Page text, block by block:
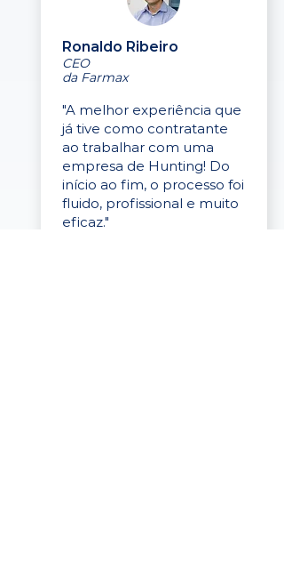
Ronaldo Ribeiro
CEO
da Farmax
"A melhor experiência que
já tive como contratante
ao trabalhar com uma
empresa de Hunting! Do
início ao fim, o processo foi
fluido, profissional e muito
eficaz."